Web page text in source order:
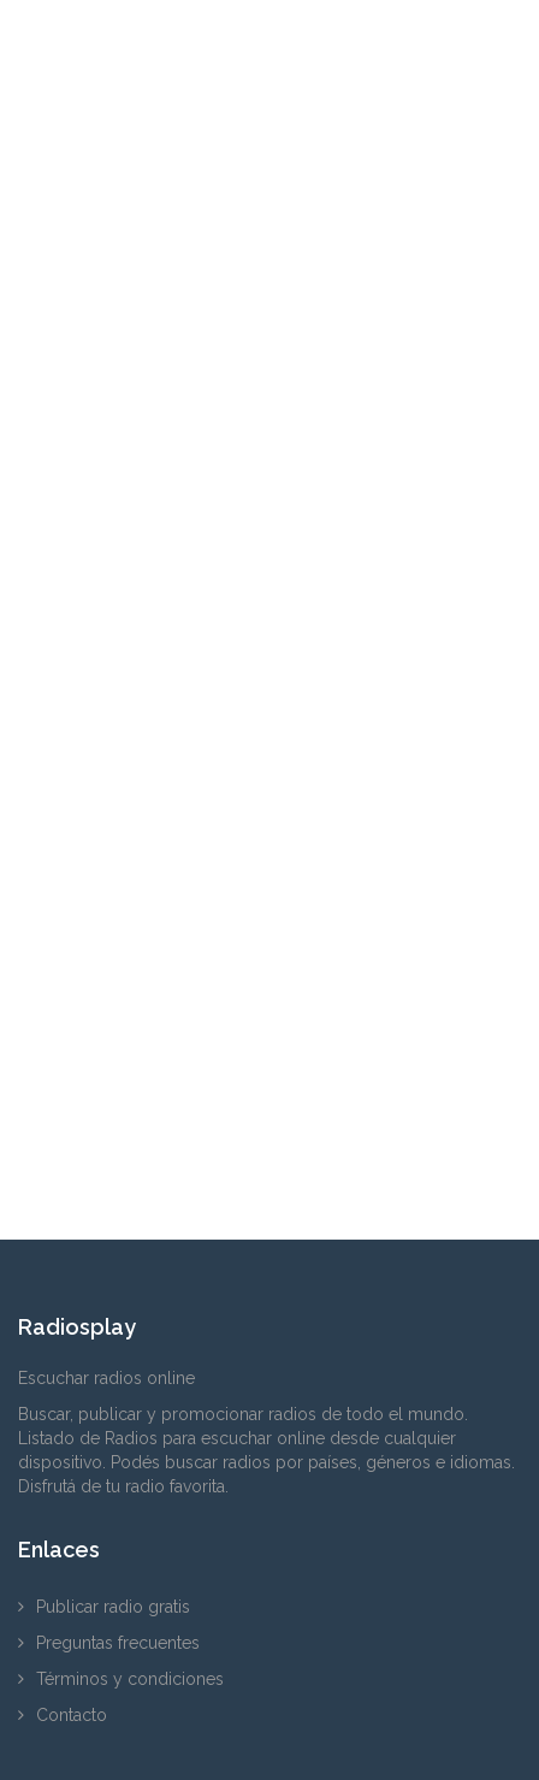
Radiosplay
Escuchar radios online
Buscar, publicar y promocionar radios de todo el mundo.
Listado de Radios para escuchar online desde cualquier
dispositivo. Podés buscar radios por países, géneros e idiomas.
Disfrutá de tu radio favorita.
Enlaces
Publicar radio gratis
Preguntas frecuentes
Términos y condiciones
Contacto